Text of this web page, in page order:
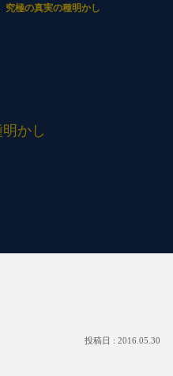
かし
究極の真実の種明かし
2016.05.30